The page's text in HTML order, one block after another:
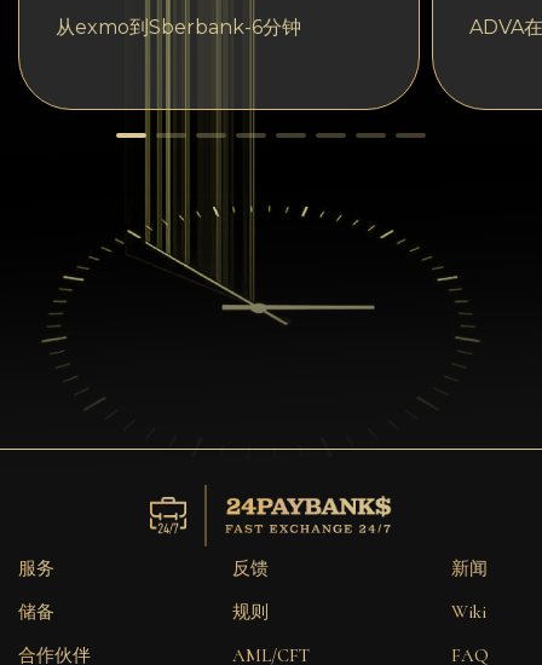
从exmo到Sberbank-6分钟 ADVA
服务
储备
合作伙伴
反馈
规则
AML/CFT
新闻
Wiki
FAQ